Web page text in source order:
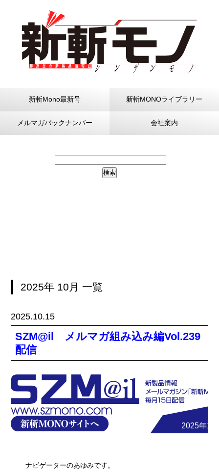
新斬Mono最新号 新斬MONOライブラリー
メルマガバックナンバー 会社案内
2025年 10月 一覧
2025.10.15
SZM@il メルマガ組み込み編Vol.239
配信
2025年10
ナビゲーターのあゆみです。